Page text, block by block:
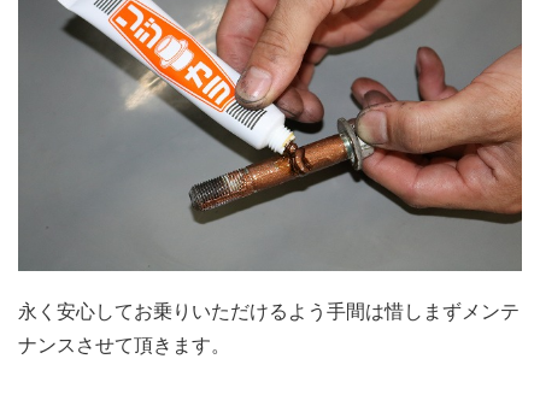
永く安心してお乗りいただけるよう手間は惜しまずメンテ
ナンスさせて頂きます。